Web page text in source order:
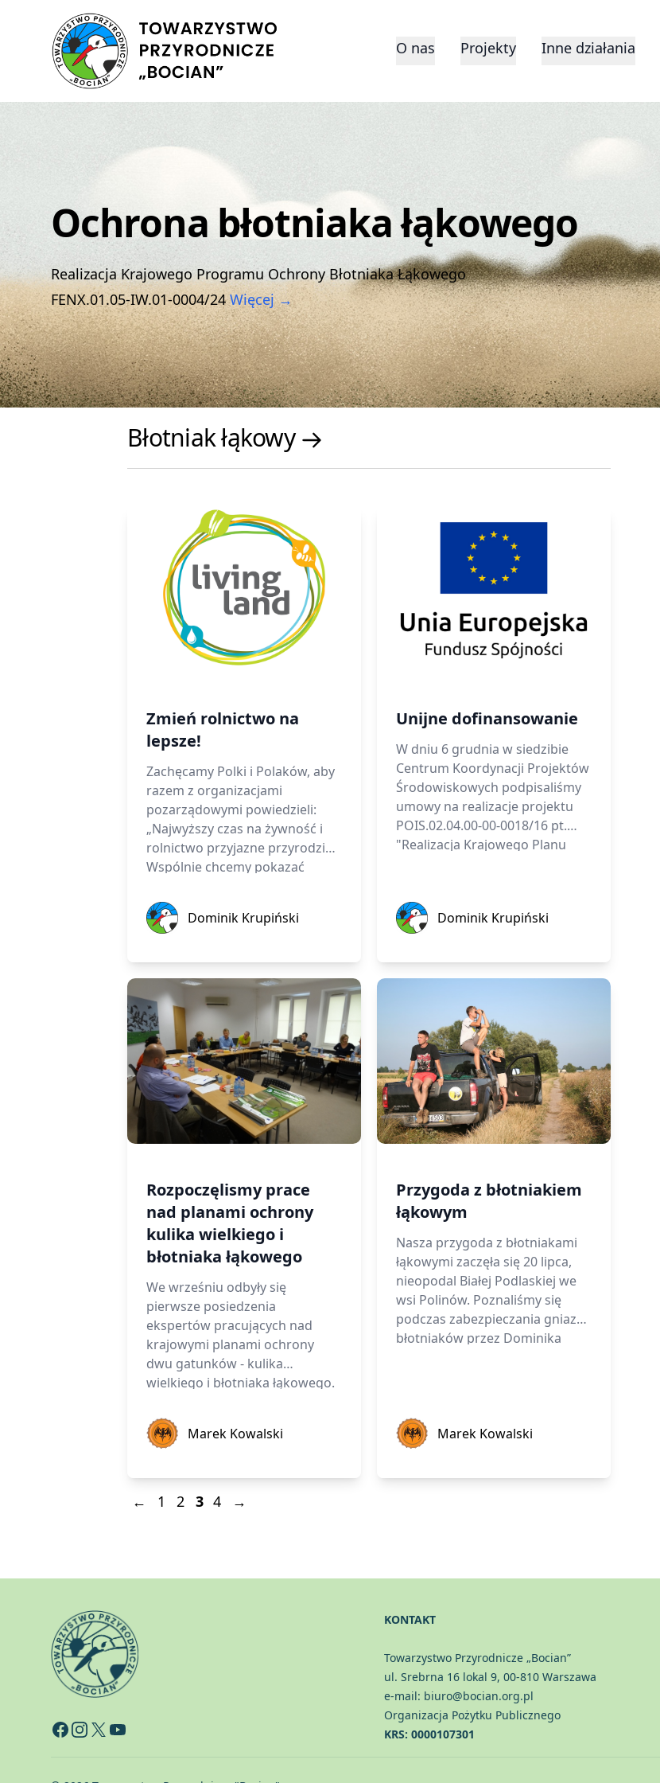
O nas Projekty Inne działania
Ochrona błotniaka łąkowego
Realizacja Krajowego Programu Ochrony Błotniaka Łąkowego
FENX.01.05-IW.01-0004/24Więcej →
Błotniak łąkowy
Zmień rolnictwo na
lepsze!
Zachęcamy Polki i Polaków, aby
razem z organizacjami
pozarządowymi powiedzieli:
„Najwyższy czas na żywność i
rolnictwo przyjazne przyrodzie!”
Wspólnie chcemy pokazać
są potrzebne i możliwe!
Dominik Krupiński
Dominik Krupiński
Unijne dofinansowanie
W dniu 6 grudnia w siedzibie
Centrum Koordynacji Projektów
Środowiskowych podpisaliśmy
umowy na realizacje projektu
POIS.02.04.00-00-0018/16 pt.
"Realizacja Krajowego Planu
POIS.02.04.00-00-0019/16 pt.
"Realizacja Krajowego Planu
I".
Dominik Krupiński
Dominik Krupiński
Rozpoczęlismy prace
nad planami ochrony
kulika wielkiego i
błotniaka łąkowego
We wrześniu odbyły się
pierwsze posiedzenia
ekspertów pracujących nad
krajowymi planami ochrony
dwu gatunków - kulika
wielkiego i błotniaka łąkowego.
Marek Kowalski
Marek Kowalski
Przygoda z błotniakiem
łąkowym
Nasza przygoda z błotniakami
łąkowymi zaczęła się 20 lipca,
nieopodal Białej Podlaskiej we
wsi Polinów. Poznaliśmy się
podczas zabezpieczania gniazda
błotniaków przez Dominika
rzepaku i groziło mu zniszczenie
podczas koszenia...
Marek Kowalski
Marek Kowalski
← 1 2 3 4 →
Facebook
Instagram
X YouTube
KONTAKT
Towarzystwo Przyrodnicze „Bocian”
ul. Srebrna 16 lokal 9, 00-810 Warszawa
e-mail: biuro@bocian.org.pl
Organizacja Pożytku Publicznego
KRS: 0000107301